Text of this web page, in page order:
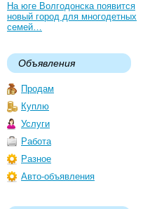
На юге Волгодонска появится
новый город для многодетных
семей…
Объявления
Продам
Куплю
Услуги
Работа
Разное
Авто-объявления